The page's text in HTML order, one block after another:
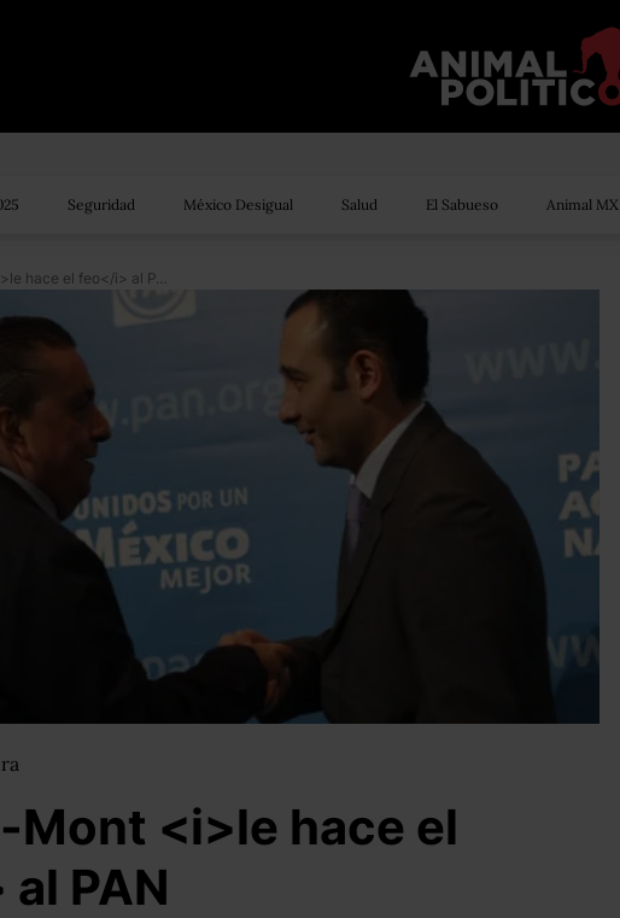
Seguridad México Desigual Salud El Sabueso Animal MX
Gómez-Mont <i>le hace el feo</i> al PAN
Mont <i>le hace el
PAN